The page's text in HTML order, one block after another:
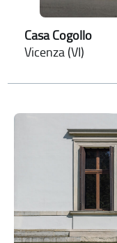
Casa Cogollo
Vicenza (VI)